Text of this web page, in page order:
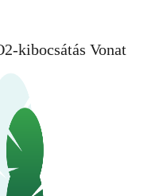
kibocsátás Vonat